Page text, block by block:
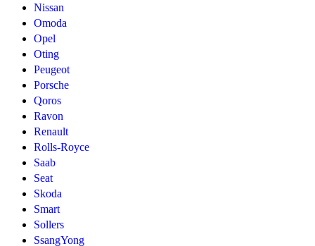
Nissan
Omoda
Opel
Oting
Peugeot
Porsche
Qoros
Ravon
Renault
Rolls-Royce
Saab
Seat
Skoda
Smart
Sollers
SsangYong